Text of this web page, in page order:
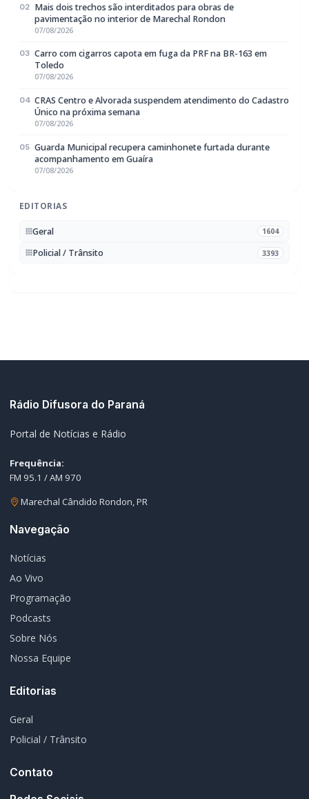
02 Mais dois trechos são interditados para obras de
pavimentação no interior de Marechal Rondon
07/08/2026
03 Carro com cigarros capota em fuga da PRF na BR-163 em
Toledo
07/08/2026
04 CRAS Centro e Alvorada suspendem atendimento do Cadastro
Único na próxima semana
07/08/2026
05 Guarda Municipal recupera caminhonete furtada durante
acompanhamento em Guaíra
07/08/2026
EDITORIAS
Geral 1604
Policial / Trânsito 3393
Rádio Difusora do Paraná
Portal de Notícias e Rádio
Frequência:
FM 95.1 / AM 970
Marechal Cândido Rondon, PR
Navegação
Notícias
Ao Vivo
Programação
Podcasts
Sobre Nós
Nossa Equipe
Editorias
Geral
Policial / Trânsito
Contato